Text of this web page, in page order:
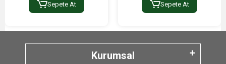
Sepete At Sepete At
Kurumsal